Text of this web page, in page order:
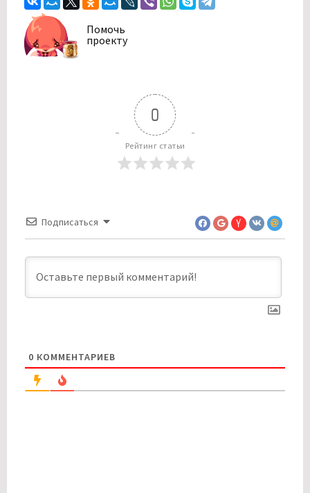
Помочь
проекту
0
Рейтинг статьи
Подписаться
0 КОММЕНТАРИЕВ